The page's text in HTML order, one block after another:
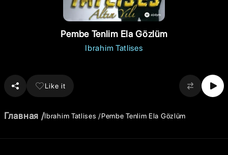
Pembe Tenlim Ela Gözlüm
Ibrahim Tatlises
Like it
Главная Ibrahim Tatlises Pembe Tenlim Ela Gözlüm